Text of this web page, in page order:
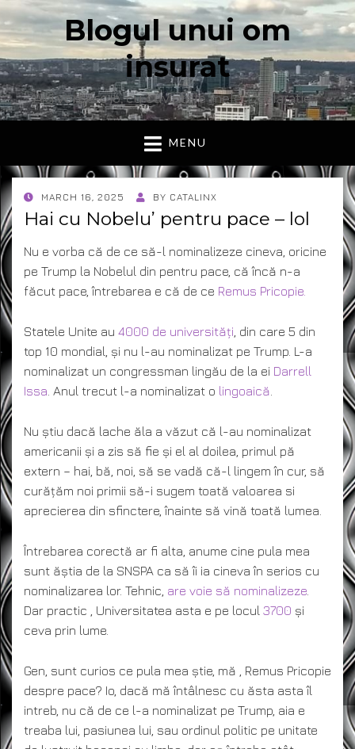
Blogul unui om
insurat
Aici vorbesc io, cu cuvintele mele. Declaratie….
MENU
POSTED
ON
MARCH 16, 2025 BY CATALINX
Hai cu Nobelu’ pentru pace – lol
Nu e vorba că de ce să-l nominalizeze cineva, oricine
pe Trump la Nobelul din pentru pace, că încă n-a
făcut pace, întrebarea e că de ce Remus Pricopie.
Statele Unite au 4000 de universități , din care 5 din
top 10 mondial, și nu l-au nominalizat pe Trump. L-a
nominalizat un congressman lingău de la ei Darrell
Issa . Anul trecut l-a nominalizat o lingoaică
Nu știu dacă lache ăla a văzut că l-au nominalizat
americanii și a zis să fie și el al doilea, primul pă
extern – hai, bă, noi, să se vadă că-l lingem în cur, să
curățăm noi primii să-i sugem toată valoarea si
aprecierea din sfinctere, înainte să vină toată lumea.
Întrebarea corectă ar fi alta, anume cine pula mea
sunt ăștia de la SNSPA ca să îi ia cineva în serios cu
nominalizarea lor. Tehnic, are voie să nominalizeze
Dar practic , Universitatea asta e pe locul 3700 și
ceva prin lume.
Gen, sunt curios ce pula mea știe, mă , Remus Pricopie
despre pace? Io, dacă mă întâlnesc cu ăsta asta îl
intreb, nu că de ce l-a nominalizat pe Trump, aia e
treaba lui, pasiunea lui, sau ordinul politic pe unitate